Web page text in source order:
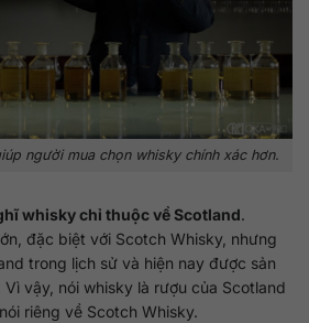
người mua chọn whisky chính xác hơn.
whisky chỉ thuộc về Scotland.
đặc biệt với Scotch Whisky, nhưng
trong lịch sử và hiện nay được sản
vậy, nói whisky là rượu của Scotland
riêng về Scotch Whisky.